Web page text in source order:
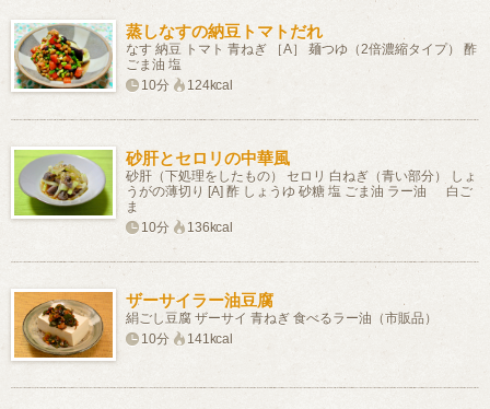
蒸しなすの納豆トマトだれ
なす 納豆 トマト 青ねぎ ［A］ 麺つゆ（2倍濃縮タイプ） 酢
ごま油 塩
10分
124kcal
砂肝とセロリの中華風
砂肝（下処理をしたもの） セロリ 白ねぎ（青い部分） しょ
うがの薄切り [A] 酢 しょうゆ 砂糖 塩 ごま油 ラー油 白ご
ま
10分
136kcal
ザーサイラー油豆腐
絹ごし豆腐 ザーサイ 青ねぎ 食べるラー油（市販品）
10分
141kcal